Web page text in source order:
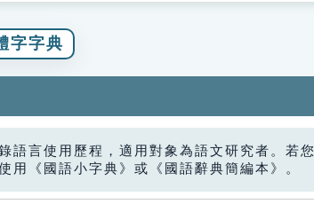
字字典
語言使用歷程，適用對象為語文研究者。若
用《國語小字典》或《國語辭典簡編本》。